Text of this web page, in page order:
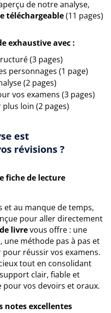
de notre analyse,
téléchargeable(11 pages)
exhaustive avec :
(3 pages)
personnages (1 page)
(2 pages)
vos examens (3 pages)
loin (2 pages)
est
révisions ?
fiche de lecture
et au manque de temps,
pour aller directement
livrevous offre : une
une méthode pas à pas et
réussir vos examens.
tout en consolidant
clair, fiable et
vos devoirs et oraux.
notes excellentes